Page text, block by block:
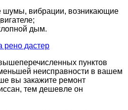
шумы, вибрации, возникающие
дым.
рено дастер
пунктов
неисправности в вашем
вы закажите ремонт
тем дешевле он